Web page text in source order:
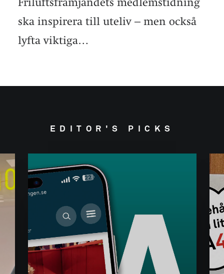
ska inspirera till uteliv – men också
lyfta viktiga…
EDITOR'S PICKS